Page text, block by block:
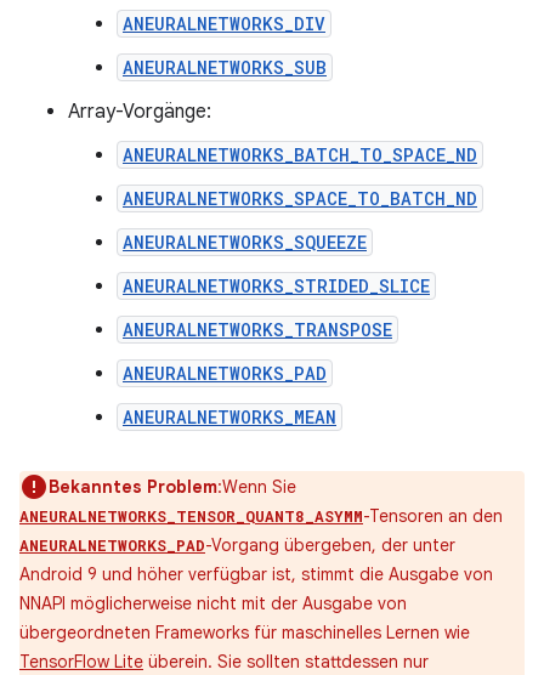
ANEURALNETWORKS_DIV
ANEURALNETWORKS_SUB
Array-Vorgänge:
ANEURALNETWORKS_BATCH_TO_SPACE_ND
ANEURALNETWORKS_SPACE_TO_BATCH_ND
ANEURALNETWORKS_SQUEEZE
ANEURALNETWORKS_STRIDED_SLICE
ANEURALNETWORKS_TRANSPOSE
ANEURALNETWORKS_PAD
ANEURALNETWORKS_MEAN
Bekanntes Problem:Wenn Sie
ANEURALNETWORKS_TENSOR_QUANT8_ASYMM-Tensoren an den
ANEURALNETWORKS_PAD-Vorgang übergeben, der unter
Android 9 und höher verfügbar ist, stimmt die Ausgabe von
NNAPI möglicherweise nicht mit der Ausgabe von
übergeordneten Frameworks für maschinelles Lernen wie
TensorFlow Lite überein. Sie sollten stattdessen nur